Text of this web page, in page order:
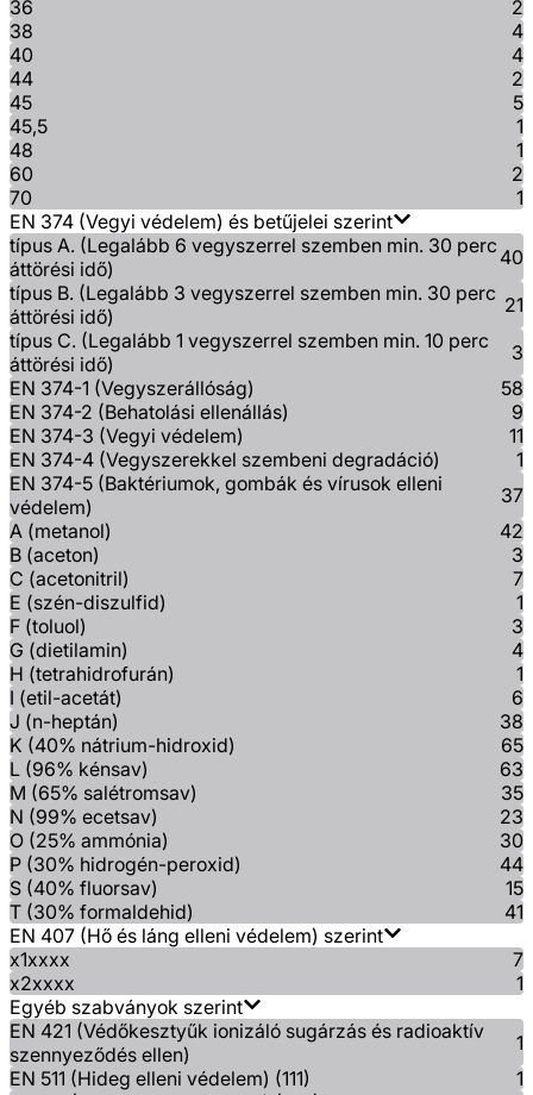
36
2
38
4
40
4
44
2
45
5
45,5
1
48
1
60
2
70
1
EN 374 (Vegyi védelem) és betűjelei szerint
típus A. (Legalább 6 vegyszerrel szemben min. 30 perc
áttörési idő)
40
típus B. (Legalább 3 vegyszerrel szemben min. 30 perc
áttörési idő)
21
típus C. (Legalább 1 vegyszerrel szemben min. 10 perc
áttörési idő)
3
EN 374-1 (Vegyszerállóság)
58
EN 374-2 (Behatolási ellenállás)
9
EN 374-3 (Vegyi védelem)
11
EN 374-4 (Vegyszerekkel szembeni degradáció)
1
EN 374-5 (Baktériumok, gombák és vírusok elleni
védelem)
37
A (metanol)
42
B (aceton)
3
C (acetonitril)
7
E (szén-diszulfid)
1
F (toluol)
3
G (dietilamin)
4
H (tetrahidrofurán)
1
I (etil-acetát)
6
J (n-heptán)
38
K (40% nátrium-hidroxid)
65
L (96% kénsav)
63
M (65% salétromsav)
35
N (99% ecetsav)
23
O (25% ammónia)
30
P (30% hidrogén-peroxid)
44
S (40% fluorsav)
15
T (30% formaldehid)
41
EN 407 (Hő és láng elleni védelem) szerint
x1xxxx
7
x2xxxx
1
Egyéb szabványok szerint
EN 421 (Védőkesztyűk ionizáló sugárzás és radioaktív
szennyeződés ellen)
1
EN 511 (Hideg elleni védelem) (111)
1